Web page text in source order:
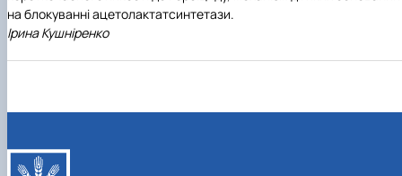
на блокуванні ацетолактатсинтетази.
Ірина Кушніренко